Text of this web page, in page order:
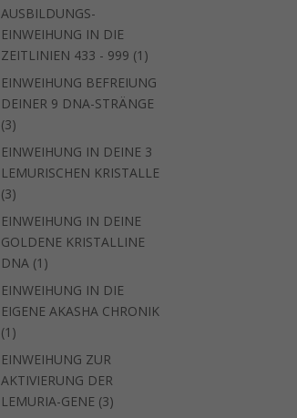
AUSBILDUNGS-
EINWEIHUNG IN DIE
ZEITLINIEN 433 - 999 1 1
Produkt
EINWEIHUNG BEFREIUNG
DEINER 9 DNA-STRÄNGE
33
Produkte
EINWEIHUNG IN DEINE 3
LEMURISCHEN KRISTALLE
33
Produkte
EINWEIHUNG IN DEINE
GOLDENE KRISTALLINE
DNA 1 1
Produkt
EINWEIHUNG IN DIE
EIGENE AKASHA CHRONIK
1 1
Produkt
EINWEIHUNG ZUR
AKTIVIERUNG DER
LEMURIA-GENE 33